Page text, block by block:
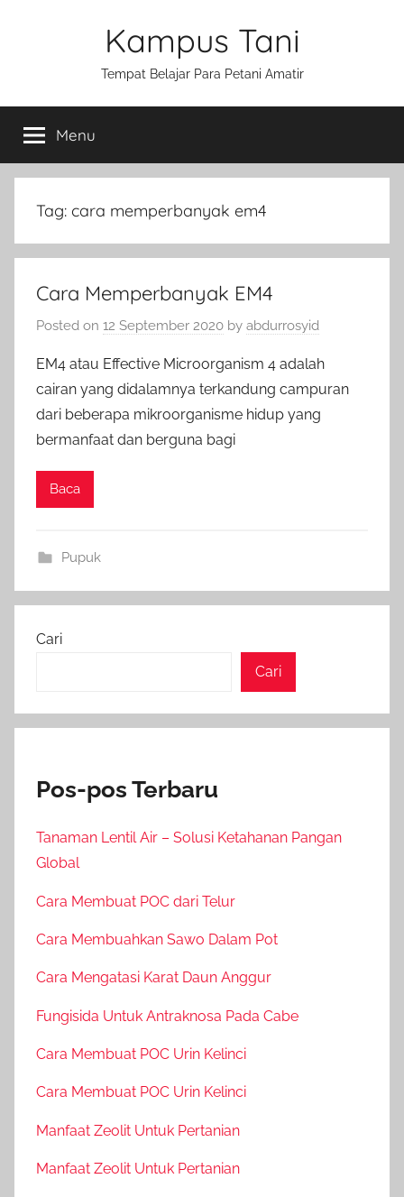
Kampus Tani
Tempat Belajar Para Petani Amatir
Menu
Tag: cara memperbanyak em4
Cara Memperbanyak EM4
Posted on 12 September 2020 by abdurrosyid
EM4 atau Effective Microorganism 4 adalah
cairan yang didalamnya terkandung campuran
dari beberapa mikroorganisme hidup yang
bermanfaat dan berguna bagi
Baca
Pupuk
Cari
Cari
Pos-pos Terbaru
Tanaman Lentil Air – Solusi Ketahanan Pangan
Global
Cara Membuat POC dari Telur
Cara Membuahkan Sawo Dalam Pot
Cara Mengatasi Karat Daun Anggur
Fungisida Untuk Antraknosa Pada Cabe
Cara Membuat POC Urin Kelinci
Cara Membuat POC Urin Kelinci
Manfaat Zeolit Untuk Pertanian
Manfaat Zeolit Untuk Pertanian